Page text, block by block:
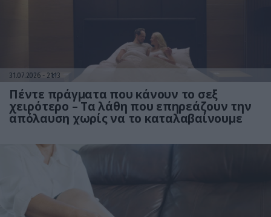
31.07.2026 21:13
Πέντε πράγματα που κάνουν το σεξ
χειρότερο – Τα λάθη που επηρεάζουν την
απόλαυση χωρίς να το καταλαβαίνουμε